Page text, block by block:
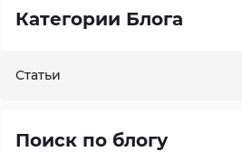
Категории Блога
Статьи
Поиск по блогу